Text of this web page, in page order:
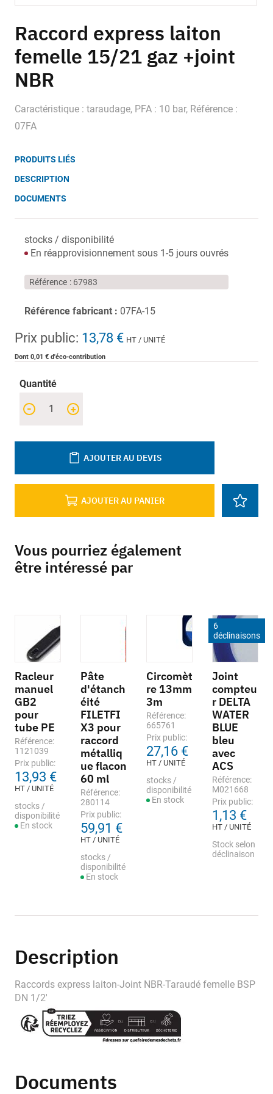
to
the
beginning
of
the
gallery
Raccord express laiton
femelle 15/21 gaz +joint
NBR
Caractéristique : taraudage, PFA : 10 bar, Référence :
07FA
PRODUITS LIÉS
DESCRIPTION
DOCUMENTS
stocks / disponibilité
En réapprovisionnement sous 1-5 jours ouvrés
Référence 67983
Référence fabricant : 07FA-15
Prix public: 13,78 € HT / UNITÉ
Dont 0,01 € d'éco-contribution
Quantité
+
-
AJOUTER AU PANIER
AJOUTER AU DEVIS
Vous pourriez également
être intéressé par
Racleur
manuel
GB2
pour
tube PE
Référence:
1121039
Prix public:
13,93 €
HT / UNITÉ
stocks /
disponibilité
En stock
Pâte
d'étanch
éité
FILETFI
X3 pour
raccord
métalliq
ue flacon
60 ml
Référence:
280114
Prix public:
59,91 €
HT / UNITÉ
stocks /
disponibilité
En stock
Circomèt
re 13mm
3m
Référence:
665761
Prix public:
27,16 €
HT / UNITÉ
stocks /
disponibilité
En stock
6
déclinaisons
Joint
compteu
r DELTA
WATER
BLUE
bleu
avec
ACS
Référence:
M021668
Prix public:
1,13 €
HT / UNITÉ
Stock selon
déclinaison
Description
Raccords express laiton-Joint NBR-Taraudé femelle BSP
DN 1/2'
Documents